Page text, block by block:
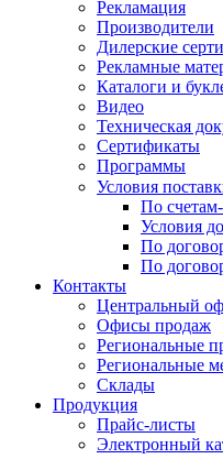
Рекламация
Производители
Дилерские
Рекламные
Каталоги и
Видео
Техническая
Сертификаты
Программы
Условия
По
Условия
По
По
Контакты
Центральный
Офисы продаж
Региональные
Региональные
Склады
Продукция
Прайс-листы
Электронный